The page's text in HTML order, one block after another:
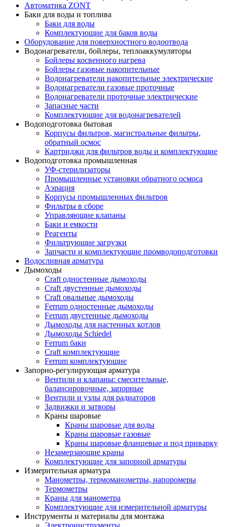
Автоматика ZONT
Баки для воды и топлива
Баки для воды
Комплектующие для баков воды
Оборудование для поверхностного водоотвода
Водонагреватели, бойлеры, теплоаккумуляторы
Бойлеры косвенного нагрева
Бойлеры газовые накопительные
Водонагреватели накопительные электрические
Водонагреватели газовые проточные
Водонагреватели проточные электрические
Запасные части
Комплектующие для водонагревателей
Водоподготовка бытовая
Корпусы фильтров, магистральные фильтры,
обратный осмос
Картриджи для фильтров воды и комплектующие
Водоподготовка промышленная
УФ-стерилизаторы
Промышленные установки обратного осмоса
Аэрация
Корпусы промышленных фильтров
Фильтры в сборе
Управляющие клапаны
Баки и емкости
Реагенты
Фильтрующие загрузки
Запчасти и комплектующие промводоподготовки
Водосливная арматура
Дымоходы
Craft одностенные дымоходы
Craft двустенные дымоходы
Craft овальные дымоходы
Ferrum одностенные дымоходы
Ferrum двустенные дымоходы
Дымоходы для настенных котлов
Дымоходы Schiedel
Ferrum баки
Craft комплектующие
Ferrum комплектующие
Запорно-регулирующая арматура
Вентили и клапаны: смесительные,
балансировочные, запорные
Вентили и узлы для радиаторов
Задвижки и затворы
Краны шаровые
Краны шаровые для воды
Краны шаровые газовые
Краны шаровые фланцевые и под приварку
Незамерзающие краны
Комплектующие для запорной арматуры
Измерительная арматура
Манометры, термоманометры, напоромеры
Термометры
Краны для манометра
Комплектующие для измерительной арматуры
Инструменты и материалы для монтажа
Электроинструменты